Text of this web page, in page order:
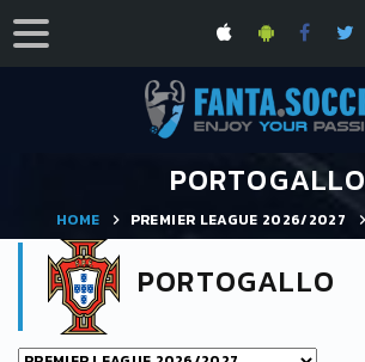
PORTOGALLO
HOME PREMIER LEAGUE 2026/2027
PORTOGALLO